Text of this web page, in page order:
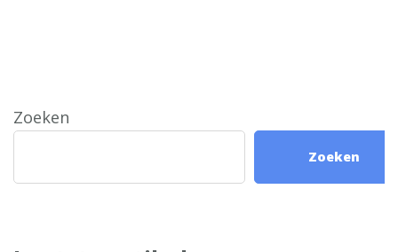
Zoeken
Zoeken